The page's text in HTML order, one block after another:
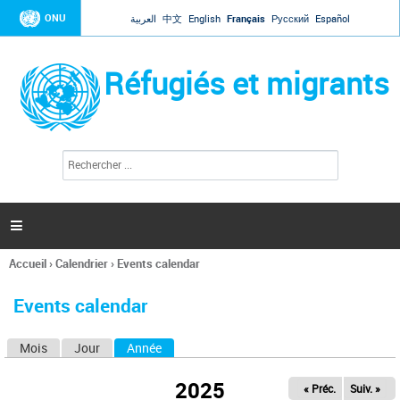
Jump to navigation
ONU العربية 中文 English Français Русский Español
Réfugiés et migrants
l
c
h
e

Vous
ici
Accueil›Calendrier› Events calendar
Events calendar
Mois Jour Année
2025 « Préc. Suiv. »